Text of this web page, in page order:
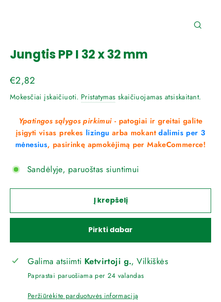
Jungtis PP I 32 x 32 mm
Reguliari
kaina
€2,82
Mokesčiai įskaičiuoti. Pristatymas skaičiuojamas atsiskaitant.
Ypatingos sąlygos pirkimui- patogiai ir greitai galite
įsigyti visas prekes lizingu arba mokantdalimis per 3
mėnesius, pasirinkę apmokėjimą per MakeCommerce!
Sandėlyje, paruoštas siuntimui
Į krepšelį
Pirkti dabar
Galima atsiimti Ketvirtoji g., Vilkiškės
Paprastai paruošiama per 24 valandas
Peržiūrėkite parduotuvės informaciją